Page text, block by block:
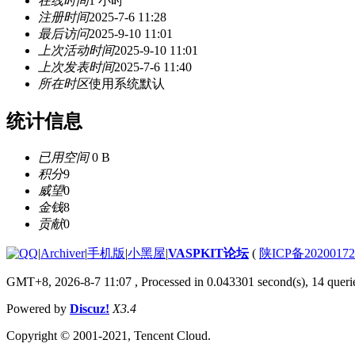
注册时间2025-7-6 11:28
最后访问2025-9-10 11:01
上次活动时间2025-9-10 11:01
上次发表时间2025-7-6 11:40
所在时区使用系统默认
统计信息
已用空间0 B
积分9
威望0
金钱8
贡献0
|Archiver|手机版|小黑屋|VASPKIT论坛( 陕ICP备
GMT+8, 2026-8-7 11:07 , Processed in 0.043301 second(s), 14
Powered by Discuz! X3.4
Copyright © 2001-2021, Tencent Cloud.